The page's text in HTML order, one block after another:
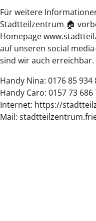
Für weitere
Stadtteilzentrum 🏠
Homepage
auf unseren social
sind wir auch erreichbar.
Handy Nina: 0176 85 934
Handy Caro: 0157 73 686
Internet: https://
Mail: